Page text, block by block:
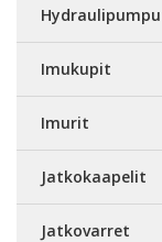
Imukupit
Imurit
Jatkokaapelit
Jatkovarret